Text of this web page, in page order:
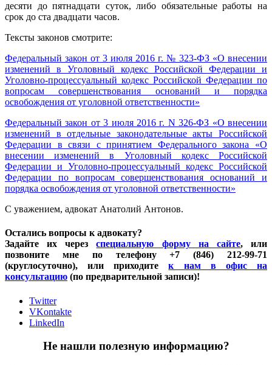
десяти до пятнадцати суток, либо обязательные работы на
срок до ста двадцати часов.
Тексты законов смотрите:
Федеральный закон от 3 июля 2016 г. № 323-ФЗ «О внесении
изменений в Уголовный кодекс Российской Федерации и
Уголовно-процессуальный кодекс Российской Федерации по
вопросам совершенствования оснований и порядка
освобождения от уголовной ответственности»
Федеральный закон от 3 июля 2016 г. N 326-ФЗ «О внесении
изменений в отдельные законодательные акты Российской
Федерации в связи с принятием Федерального закона «О
внесении изменений в Уголовный кодекс Российской
Федерации и Уголовно-процессуальный кодекс Российской
Федерации по вопросам совершенствования оснований и
порядка освобождения от уголовной ответственности»
С уважением, адвокат Анатолий Антонов.
Остались вопросы к адвокату?
Задайте их черезспециальную форму на сайте, или
позвоните мне по телефону +7 (846) 212-99-71
(круглосуточно), или приходитек нам в офис на
консультацию (по предварительной записи)!
Twitter
VKontakte
LinkedIn
Не нашли полезную информацию?